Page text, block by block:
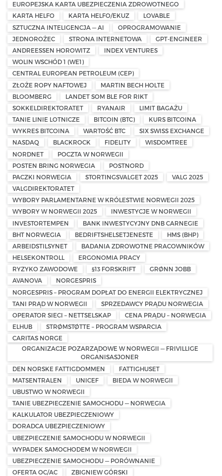
EUROPEJSKA KARTA UBEZPIECZENIA ZDROWOTNEGO
KARTA HELFO
KARTA HELFO/EKUZ
LOVABLE
SZTUCZNA INTELIGENCJA — AI
OPROGRAMOWANIE
JEDNOROŻEC
STRONA INTERNETOWA
GPT-ENGINEER
ANDREESSEN HOROWITZ
INDEX VENTURES
WOLIN WSCHÓD 1 (WE1)
CENTRAL EUROPEAN PETROLEUM (CEP)
ZŁOŻE ROPY NAFTOWEJ
MARTIN BECH HOLTE
BLOOMBERG
LANDET SOM BLE FOR RIKT
SOKKELDIREKTORATET
RYANAIR
LIMIT BAGAŻU
TANIE LINIE LOTNICZE
BITCOIN (BTC)
KURS BITCOINA
WYKRES BITCOINA
WARTOŚĆ BTC
SIX SWISS EXCHANGE
NASDAQ
BLACKROCK FIDELITY
WISDOMTREE
NORDNET
POCZTA W NORWEGII
POSTEN BRING NORWEGIA
POSTNORD
PACZKI NORWEGIA
STORTINGSVALGET 2025
VALG 2025
VALGDIREKTORATET
WYBORY PARLAMENTARNE W KRÓLESTWIE NORWEGII 2025
WYBORY W NORWEGII 2025
INWESTYCJE W NORWEGII
INVESTORTEMPEN
BANK INWESTYCYJNY DNB CARNEGIE
BHT NORWEGIA
BEDRIFTSHELSETJENESTE
HMS (BHP)
ARBEIDSTILSYNET
BADANIA ZDROWOTNE PRACOWNIKÓW
HELSEKONTROLL
ERGONOMIA PRACY
RYZYKO ZAWODOWE
§13 FORSKRIFT
GRØNN JOBB
AVANOVA
NORGESPRIS
NORGESPRIS – PROGRAM DOPŁAT DO ENERGII ELEKTRYCZNEJ
TANI PRĄD W NORWEGII
SPRZEDAWCY PRĄDU NORWEGIA
OPERATOR SIECI – NETTSELSKAP
CENA PRĄDU – NORWEGIA
ELHUB
STRØMSTØTTE – PROGRAM WSPARCIA
CARITAS NORGE
ORGANIZACJE POZARZĄDOWE W NORWEGII — FRIVILLIGE
ORGANISASJONER
DEN NORSKE FATTIGDOMMEN
FATTIGHUSET
MATSENTRALEN
UNICEF
BIEDA W NORWEGII
UBUSTWO W NORWEGII
TANIE UBEZPIECZENIE SAMOCHODU — NORWEGIA
KALKULATOR UBEZPIECZENIOWY
DORADCA UBEZPIECZENIOWY
UBEZPIECZENIE SAMOCHODU W NORWEGII
WYPADEK SAMOCHODEM W NORWEGII
UBEZPIECZENIE SAMOCHODU — PORÓWNANIE
OFERTA OC/AC
ZBIGNIEW GÓRSKI